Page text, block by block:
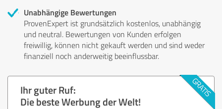
Unabhängige Bewertungen
ProvenExpert ist grundsätzlich kostenlos, unabhängig
und neutral. Bewertungen von Kunden erfolgen
freiwillig, können nicht gekauft werden und sind weder
finanziell noch anderweitig beeinflussbar.
Ihr guter Ruf:
Die beste Werbung der Welt!